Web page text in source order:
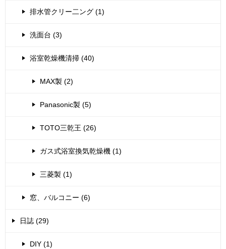
排水管クリー二ング (1)
洗面台 (3)
浴室乾燥機清掃 (40)
MAX製 (2)
Panasonic製 (5)
TOTO三乾王 (26)
ガス式浴室換気乾燥機 (1)
三菱製 (1)
窓、バルコニー (6)
日誌 (29)
DIY (1)